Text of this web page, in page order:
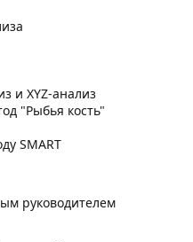
и XYZ-анализ
"Рыбья кость"
SMART
руководителем